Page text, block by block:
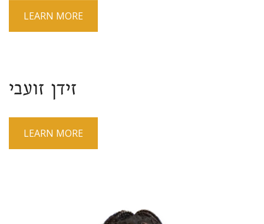
LEARN MORE
זידן זועבי
LEARN MORE